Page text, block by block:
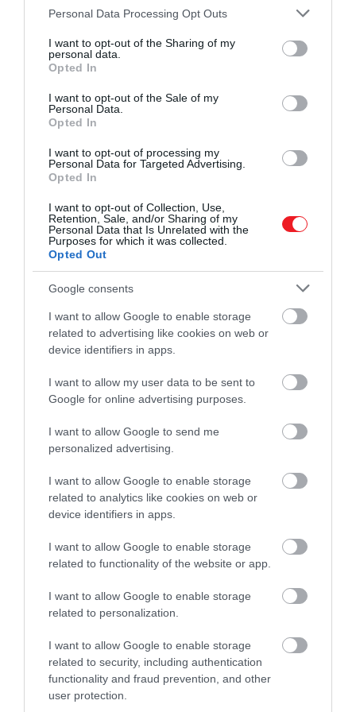
Please note that this website/app uses one or more Google
not limited to your visit or usage behaviour. You may click to
grant or deny consent to Google and its third-party tags to
use your data for below specified purposes in below Google
consent section.
Personal Data Processing Opt Outs
I want to opt-out of the Sharing of my
personal data.
Opted In
I want to opt-out of the Sale of my
Personal Data.
Opted In
I want to opt-out of processing my
Personal Data for Targeted Advertising.
Opted In
I want to opt-out of Collection, Use,
Retention, Sale, and/or Sharing of my
Personal Data that Is Unrelated with the
Purposes for which it was collected.
Opted Out
Google consents
I want to allow Google to enable storage
related to advertising like cookies on web or
device identifiers in apps.
I want to allow my user data to be sent to
Google for online advertising purposes.
I want to allow Google to send me
personalized advertising.
I want to allow Google to enable storage
related to analytics like cookies on web or
device identifiers in apps.
I want to allow Google to enable storage
related to functionality of the website or app.
I want to allow Google to enable storage
related to personalization.
I want to allow Google to enable storage
related to security, including authentication
functionality and fraud prevention, and other
user protection.
A nyári szezon beköszöntével teljesen
átalakul a ruhatárad, így a lábbelik terén is
érdemes a szellősebb, könnyedebb
Milyen cipő illik a legjobban a
nyári ruhatárunkhoz?